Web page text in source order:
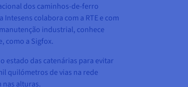
dos caminhos-de-ferro
colabora com a RTE e com
industrial, conhece
como a Sigfox.
estado das catenárias para evitar
quilómetros de vias na rede
nas alturas.